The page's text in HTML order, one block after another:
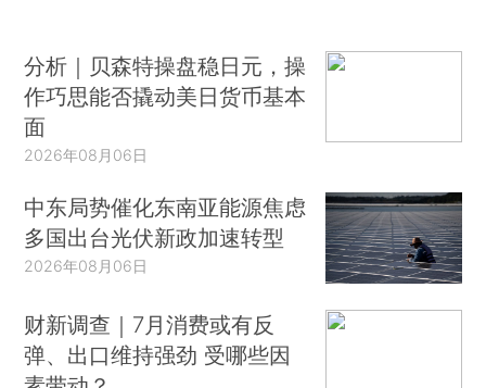
分析｜贝森特操盘稳日元，操
作巧思能否撬动美日货币基本
面
2026年08月06日
中东局势催化东南亚能源焦虑
多国出台光伏新政加速转型
2026年08月06日
财新调查｜7月消费或有反
弹、出口维持强劲 受哪些因